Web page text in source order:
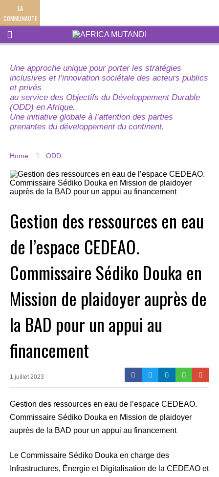
LA
COMMUNAUTE
Une approche unique pour porter les stratégies
inclusives et l’innovation sociétale des acteurs publics
et privés
au service des Objectifs du Développement Durable
(ODD) en Afrique.
Une initiative globale à l’attention des parties
prenantes du développement du continent.
Home ODD
Gestion des ressources en eau
de l’espace CEDEAO.
Commissaire Sédiko Douka en
Mission de plaidoyer auprès de
la BAD pour un appui au
financement
1 juillet 2023
Gestion des ressources en eau de l’espace CEDEAO.
Commissaire Sédiko Douka en Mission de plaidoyer
auprès de la BAD pour un appui au financement
Le Commissaire Sédiko Douka en charge des
Infrastructures, Énergie et Digitalisation de la CEDEAO et